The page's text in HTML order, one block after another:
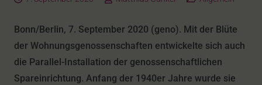
Bonn/Berlin, 7. September 2020 (geno). Mit der Blüte
der Wohnungsgenossenschaften entwickelte sich auch
die Parallel-Installation der genossenschaftlichen
Spareinrichtung. Anfang der 1940er Jahre wurde sie